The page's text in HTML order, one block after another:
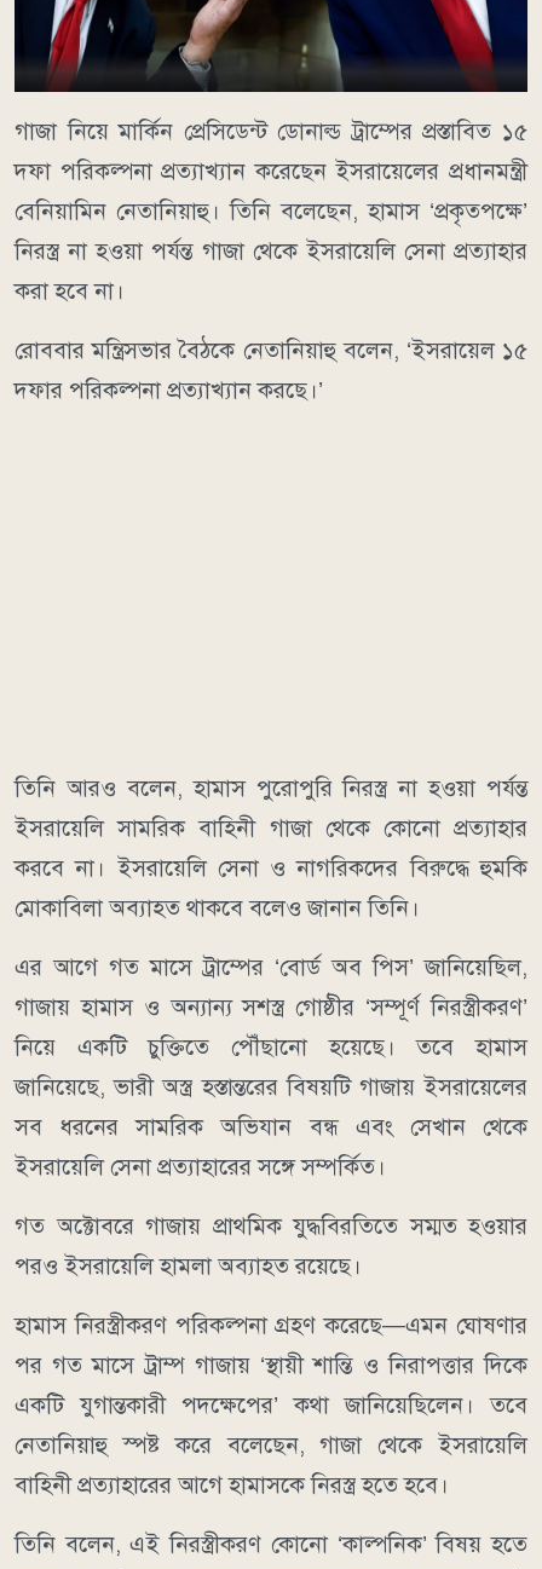
গাজা নিয়ে মার্কিন প্রেসিডেন্ট ডোনাল্ড ট্রাম্পের প্রস্তাবিত ১৫
দফা পরিকল্পনা প্রত্যাখ্যান করেছেন ইসরায়েলের প্রধানমন্ত্রী
বেনিয়ামিন নেতানিয়াহু। তিনি বলেছেন, হামাস ‘প্রকৃতপক্ষে’
নিরস্ত্র না হওয়া পর্যন্ত গাজা থেকে ইসরায়েলি সেনা প্রত্যাহার
করা হবে না।
রোববার মন্ত্রিসভার বৈঠকে নেতানিয়াহু বলেন, ‘ইসরায়েল ১৫
দফার পরিকল্পনা প্রত্যাখ্যান করছে।’
তিনি আরও বলেন, হামাস পুরোপুরি নিরস্ত্র না হওয়া পর্যন্ত
ইসরায়েলি সামরিক বাহিনী গাজা থেকে কোনো প্রত্যাহার
করবে না। ইসরায়েলি সেনা ও নাগরিকদের বিরুদ্ধে হুমকি
মোকাবিলা অব্যাহত থাকবে বলেও জানান তিনি।
এর আগে গত মাসে ট্রাম্পের ‘বোর্ড অব পিস’ জানিয়েছিল,
গাজায় হামাস ও অন্যান্য সশস্ত্র গোষ্ঠীর ‘সম্পূর্ণ নিরস্ত্রীকরণ’
নিয়ে একটি চুক্তিতে পৌঁছানো হয়েছে। তবে হামাস
জানিয়েছে, ভারী অস্ত্র হস্তান্তরের বিষয়টি গাজায় ইসরায়েলের
সব ধরনের সামরিক অভিযান বন্ধ এবং সেখান থেকে
ইসরায়েলি সেনা প্রত্যাহারের সঙ্গে সম্পর্কিত।
গত অক্টোবরে গাজায় প্রাথমিক যুদ্ধবিরতিতে সম্মত হওয়ার
পরও ইসরায়েলি হামলা অব্যাহত রয়েছে।
হামাস নিরস্ত্রীকরণ পরিকল্পনা গ্রহণ করেছে—এমন ঘোষণার
পর গত মাসে ট্রাম্প গাজায় ‘স্থায়ী শান্তি ও নিরাপত্তার দিকে
একটি যুগান্তকারী পদক্ষেপের’ কথা জানিয়েছিলেন। তবে
নেতানিয়াহু স্পষ্ট করে বলেছেন, গাজা থেকে ইসরায়েলি
বাহিনী প্রত্যাহারের আগে হামাসকে নিরস্ত্র হতে হবে।
তিনি বলেন, এই নিরস্ত্রীকরণ কোনো ‘কাল্পনিক’ বিষয় হতে